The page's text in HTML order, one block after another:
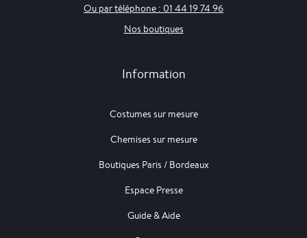
Ou par téléphone : 01 44 19 74 96
Nos boutiques
Information
Costumes sur mesure
Chemises sur mesure
Boutiques Paris / Bordeaux
Espace Presse
Guide & Aide